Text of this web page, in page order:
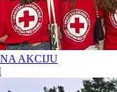
AKCIJU